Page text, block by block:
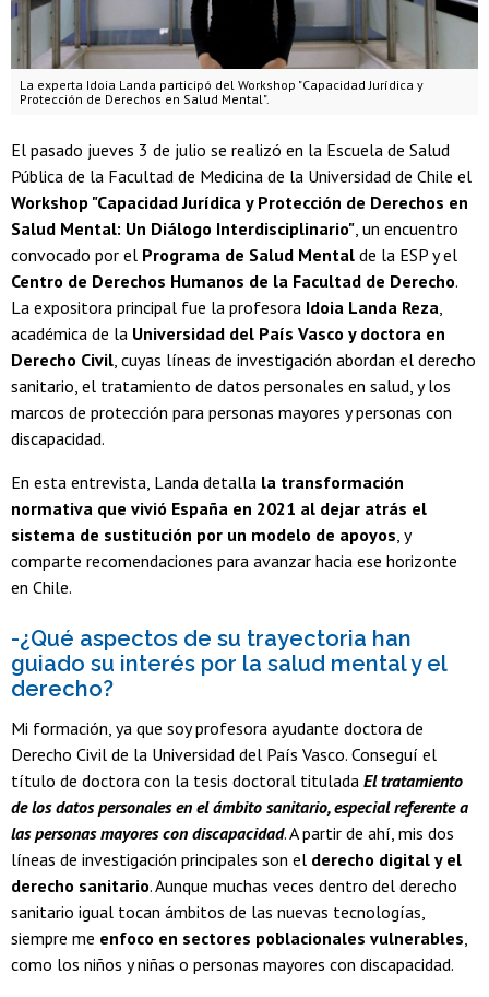
La experta Idoia Landa participó del Workshop "Capacidad Jurídica y
Protección de Derechos en Salud Mental".
El pasado jueves 3 de julio se realizó en la Escuela de Salud
Pública de la Facultad de Medicina de la Universidad de Chile el
Workshop "Capacidad Jurídica y Protección de Derechos en
Salud Mental: Un Diálogo Interdisciplinario", un encuentro
convocado por el Programa de Salud Mental de la ESP y el
Centro de Derechos Humanos de la Facultad de Derecho.
La expositora principal fue la profesora Idoia Landa Reza,
académica de la Universidad del País Vasco y doctora en
Derecho Civil, cuyas líneas de investigación abordan el derecho
sanitario, el tratamiento de datos personales en salud, y los
marcos de protección para personas mayores y personas con
discapacidad.
En esta entrevista, Landa detalla la transformación
normativa que vivió España en 2021 al dejar atrás el
sistema de sustitución por un modelo de apoyos, y
comparte recomendaciones para avanzar hacia ese horizonte
en Chile.
-¿Qué aspectos de su trayectoria han
guiado su interés por la salud mental y el
derecho?
Mi formación, ya que soy profesora ayudante doctora de
Derecho Civil de la Universidad del País Vasco. Conseguí el
título de doctora con la tesis doctoral titulada El tratamiento
de los datos personales en el ámbito sanitario, especial referente a
las personas mayores con discapacidad. A partir de ahí, mis dos
líneas de investigación principales son el derecho digital y el
derecho sanitario. Aunque muchas veces dentro del derecho
sanitario igual tocan ámbitos de las nuevas tecnologías,
siempre me enfoco en sectores poblacionales vulnerables
como los niños y niñas o personas mayores con discapacidad.